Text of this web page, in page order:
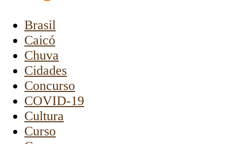
Brasil
Caicó
Chuva
Cidades
Concurso
COVID-19
Cultura
Curso